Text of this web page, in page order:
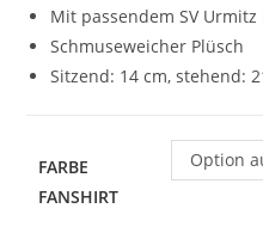
Mit passendem SV
Schmuseweicher Plüsch
Sitzend: 14 cm, stehend:
FARBE
FANSHIRT
Option